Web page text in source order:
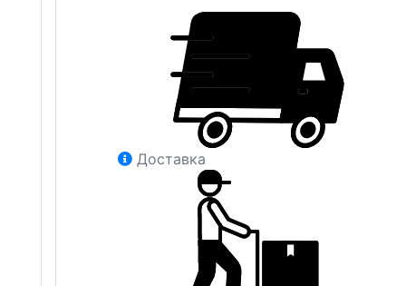
Доставка